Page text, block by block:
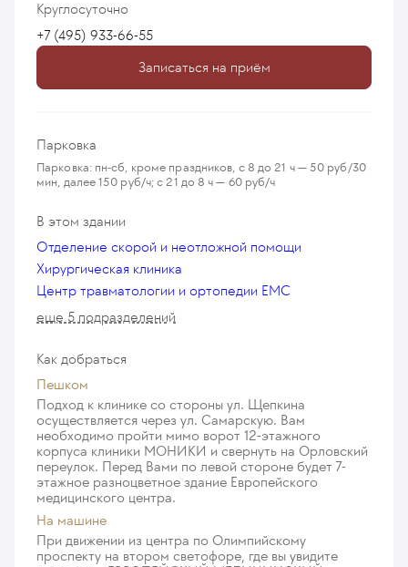
и контролирует состояние на этапе
восстановления.
Возраст не является противопоказанием —
у специалистов EMC большой опыт успешной
отделения реабилитации, что сокращает время
пребывания в стационаре до 5–7 дней.
933-66-55
Круглосуточно
+7 (495) 933-66-55
Записаться на приём
Парковка
Парковка: пн-сб, кроме праздников, с 8 до 21 ч — 50 руб/30
мин, далее 150 руб/ч; с 21 до 8 ч — 60 руб/ч
В этом здании
Отделение скорой и неотложной помощи
Хирургическая клиника
Центр травматологии и ортопедии EMC
еще 5 подразделений
Как добраться
Пешком
Подход к клинике со стороны ул. Щепкина
осуществляется через ул. Самарскую. Вам
необходимо пройти мимо ворот 12-этажного
корпуса клиники МОНИКИ и свернуть на Орловский
переулок. Перед Вами по левой стороне будет 7-
этажное разноцветное здание Европейского
медицинского центра.
На машине
При движении из центра по Олимпийскому
проспекту на втором светофоре, где вы увидите